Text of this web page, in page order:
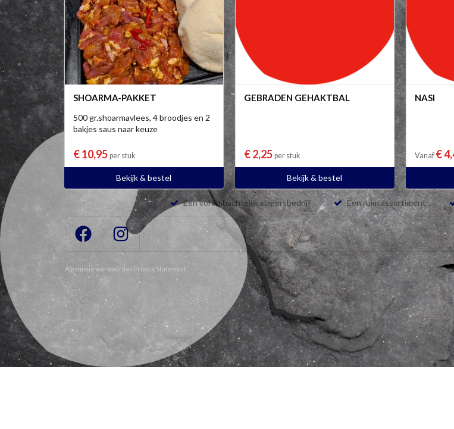
SHOARMA-PAKKET
500 gr.shoarmavlees, 4 broodjes en 2
bakjes saus naar keuze
€ 10,95 per stuk
Bekijk & bestel
GEBRADEN GEHAKTBAL
€ 2,25 per stuk
Bekijk & bestel
NASI
Vanaf €
Een vol ambachtelijk slagersbedrijf Een ruim assortiment
Algemene voorwaarden Privacy Statement